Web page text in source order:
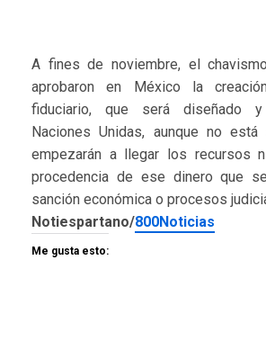
A fines de noviembre, el
aprobaron en México la
fiduciario, que será diseñado
Naciones Unidas, aunque no está
empezarán a llegar los recursos
procedencia de ese dinero que
sanción económica o procesos
Notiespartano/800Noticias
Me gusta esto: